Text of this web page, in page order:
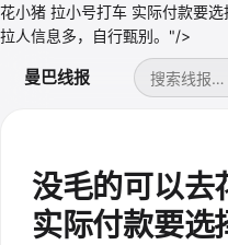
花小猪 拉小号打车 实际付款要选
拉人信息多，自行甄别。"/>
曼巴线报
没毛的可以去
实际付款要选